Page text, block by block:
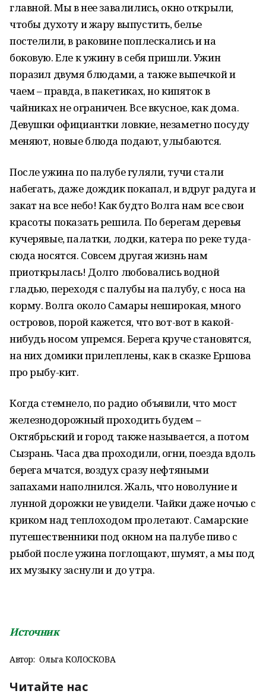
главной. Мы в нее завалились, окно открыли,
чтобы духоту и жару выпустить, белье
постелили, в раковине поплескались и на
боковую. Еле к ужину в себя пришли. Ужин
поразил двумя блюдами, а также выпечкой и
чаем – правда, в пакетиках, но кипяток в
чайниках не ограничен. Все вкусное, как дома.
Девушки официантки ловкие, незаметно посуду
меняют, новые блюда подают, улыбаются.
После ужина по палубе гуляли, тучи стали
набегать, даже дождик покапал, и вдруг радуга и
закат на все небо! Как будто Волга нам все свои
красоты показать решила. По берегам деревья
кучерявые, палатки, лодки, катера по реке туда-
сюда носятся. Совсем другая жизнь нам
приоткрылась! Долго любовались водной
гладью, переходя с палубы на палубу, с носа на
корму. Волга около Самары неширокая, много
островов, порой кажется, что вот-вот в какой-
нибудь носом упремся. Берега круче становятся,
на них домики прилеплены, как в сказке Ершова
про рыбу-кит.
Когда стемнело, по радио объявили, что мост
железнодорожный проходить будем –
Октябрьский и город также называется, а потом
Сызрань. Часа два проходили, огни, поезда вдоль
берега мчатся, воздух сразу нефтяными
запахами наполнился. Жаль, что новолуние и
лунной дорожки не увидели. Чайки даже ночью с
криком над теплоходом пролетают. Самарские
путешественники под окном на палубе пиво с
рыбой после ужина поглощают, шумят, а мы под
их музыку заснули и до утра.
Источник
Автор: Ольга КОЛОСКОВА
Читайте нас